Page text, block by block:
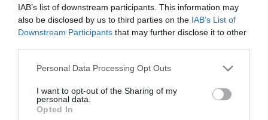
IAB’s list of downstream participants. This information may
also be disclosed by us to third parties on the IAB’s List of
Downstream Participants that may further disclose it to other
Personal Data Processing Opt Outs
I want to opt-out of the Sharing of my
personal data.
Opted In
Artículos anteriores
DIARIO DE LA CORRUPCIÓN SANCHISTA
Diario de la corrupción sanchista. La
investigación del caso Koldo, ante el
ingente material incautado por la UCO